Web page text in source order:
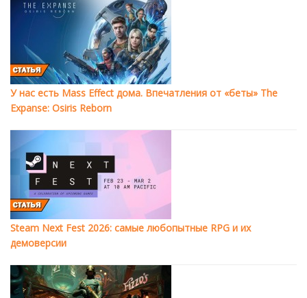
У нас есть Mass Effect дома. Впечатления от «беты» The
Expanse: Osiris Reborn
Steam Next Fest 2026: самые любопытные RPG и их
демоверсии